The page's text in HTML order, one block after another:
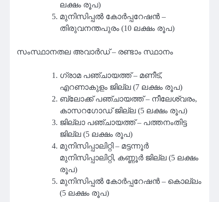
ലക്ഷം രൂപ)
മുനിസിപ്പല്‍ കോര്‍പ്പറേഷന്‍ –
തിരുവനന്തപുരം (10 ലക്ഷം രൂപ)
സംസ്ഥാനതല അവാര്‍ഡ് – രണ്ടാം സ്ഥാനം
ഗ്രാമ പഞ്ചായത്ത് – മണീട്,
എറണാകുളം ജില്ല (7 ലക്ഷം രൂപ)
ബ്ലോക്ക് പഞ്ചായത്ത് – നീലേശ്വരം,
കാസറഗോഡ് ജില്ല (5 ലക്ഷം രൂപ)
ജില്ലാ പഞ്ചായത്ത് – പത്തനംതിട്ട
ജില്ല (5 ലക്ഷം രൂപ)
മുനിസിപ്പാലിറ്റി – മട്ടന്നൂര്‍
മുനിസിപ്പാലിറ്റി, കണ്ണൂര്‍ ജില്ല (5 ലക്ഷം
രൂപ)
മുനിസിപ്പല്‍ കോര്‍പ്പറേഷന്‍ – കൊല്ലം
(5 ലക്ഷം രൂപ)